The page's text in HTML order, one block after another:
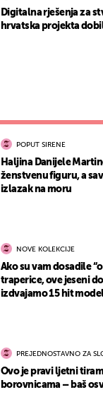
Digitalna rješenja za
hrvatska projekta
POPUT SIRENE
Haljina Danijele
ženstvenu figuru, a
izlazak na moru
NOVE KOLEKCIJE
Ako su vam dosadile
traperice, ove jeseni
izdvajamo 15 hit
PREJEDNOSTAVNO ZA
Ovo je pravi ljetni
borovnicama – baš